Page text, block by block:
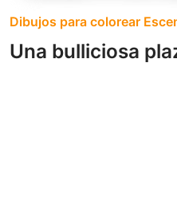
Dibujos para colorear
Una bulliciosa